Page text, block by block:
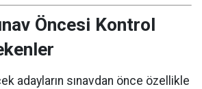
Öncesi Kontrol
adayların sınavdan önce özellikle